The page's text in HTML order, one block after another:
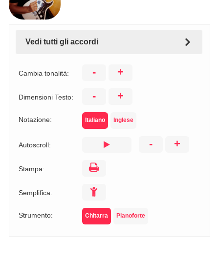
Vedi tutti gli accordi
Cambia tonalità: - +
Dimensioni Testo: - +
Notazione: Italiano Inglese
Autoscroll: - +
Stampa:
Semplifica:
Strumento: Chitarra Pianoforte